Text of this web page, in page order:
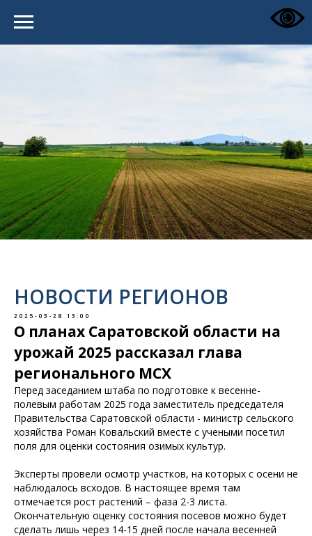
НОВОСТИ РЕГИОНОВ
2025-03-28 13:00
О планах Саратовской области на
урожай 2025 рассказал глава
регионального МСХ
Перед заседанием штаба по подготовке к весенне-
полевым работам 2025 года заместитель председателя
Правительства Саратовской области - министр сельского
хозяйства Роман Ковальский вместе с учеными посетил
поля для оценки состояния озимых культур.
Эксперты провели осмотр участков, на которых с осени не
наблюдалось всходов. В настоящее время там
отмечается рост растений – фаза 2-3 листа.
Окончательную оценку состояния посевов можно будет
сделать лишь через 14-15 дней после начала весенней